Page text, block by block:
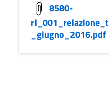
8580-
_giugno_2016.pdf